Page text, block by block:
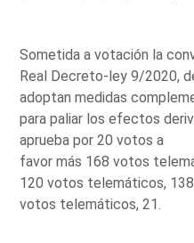
Sometida a votación la
Real Decreto-ley 9/2020,
adoptan medidas
para paliar los efectos
aprueba por 20 votos a
favor más 168 votos
120 votos telemáticos,
votos telemáticos, 21.